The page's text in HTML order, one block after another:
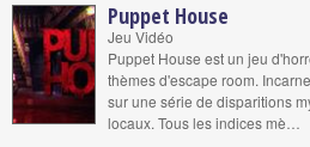
Puppet House
Jeu Vidéo
Puppet House est un jeu
thèmes d'escape room.
sur une série de disparitions
locaux. Tous les indices mè…